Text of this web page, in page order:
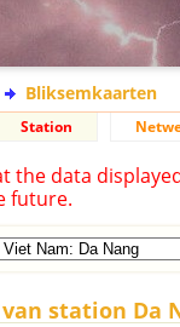
Bliksemkaarten
Station
the data
future.
station Da